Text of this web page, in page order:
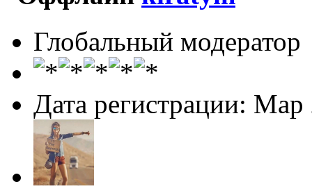
Глобальный модератор
Дата регистрации: Мар